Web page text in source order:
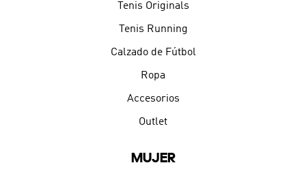
Tenis Originals
Tenis Running
Calzado de Fútbol
Ropa
Accesorios
Outlet
MUJER